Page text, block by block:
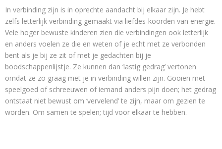
In verbinding zijn is in oprechte aandacht bij elkaar zijn. Je hebt
zelfs letterlijk verbinding gemaakt via liefdes-koorden van energie.
Vele hoger bewuste kinderen zien die verbindingen ook letterlijk
en anders voelen ze die en weten of je echt met ze verbonden
bent als je bij ze zit of met je gedachten bij je
boodschappenlijstje. Ze kunnen dan ‘lastig gedrag’ vertonen
omdat ze zo graag met je in verbinding willen zijn. Gooien met
speelgoed of schreeuwen of iemand anders pijn doen; het gedrag
ontstaat niet bewust om ‘vervelend’ te zijn, maar om gezien te
worden. Om samen te spelen; tijd voor elkaar te hebben.